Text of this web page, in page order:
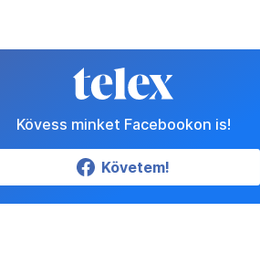
Kövess minket Facebookon is!
Követem!